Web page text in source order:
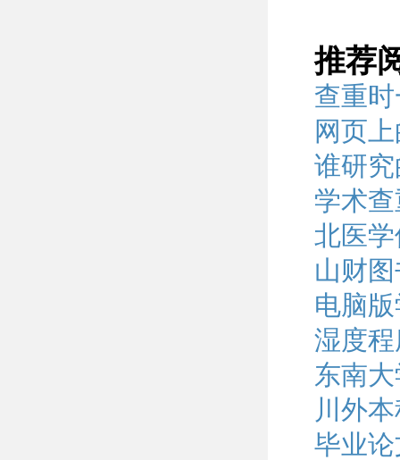
推荐
查重
网页
谁研
学术
北医
山财
电脑
湿度
东南
川外
毕业